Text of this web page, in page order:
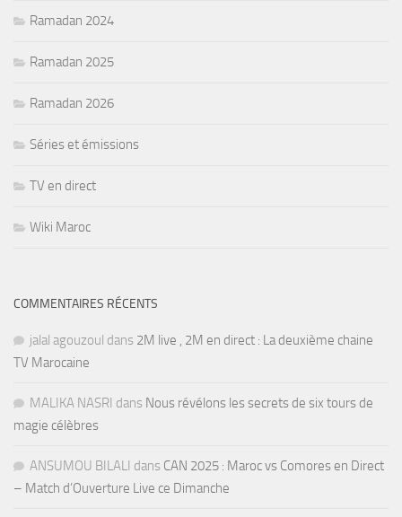
Ramadan 2024
Ramadan 2025
Ramadan 2026
Séries et émissions
TV en direct
Wiki Maroc
COMMENTAIRES RÉCENTS
jalal agouzoul dans 2M live , 2M en direct : La deuxième chaine
TV Marocaine
MALIKA NASRI dans Nous révélons les secrets de six tours de
magie célèbres
ANSUMOU BILALI dans CAN 2025 : Maroc vs Comores en Direct
– Match d’Ouverture Live ce Dimanche